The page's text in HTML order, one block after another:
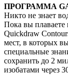
ПРОГРАММА
Никто не знает
Пока вы плаваете
Quickdraw
мест, в которых
специальные
сохранить до 2
изобатами через